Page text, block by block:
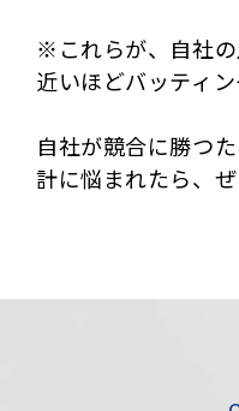
※これらが、自社
近いほどバッティン
自社が競合に勝つ
計に悩まれたら、